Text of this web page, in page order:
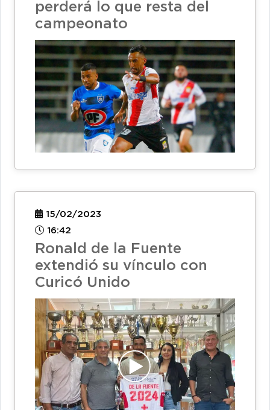
perderá lo que resta del
campeonato
15/02/2023
16:42
Ronald de la Fuente
extendió su vínculo con
Curicó Unido